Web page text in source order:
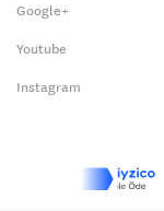
Google+
Youtube
Instagram